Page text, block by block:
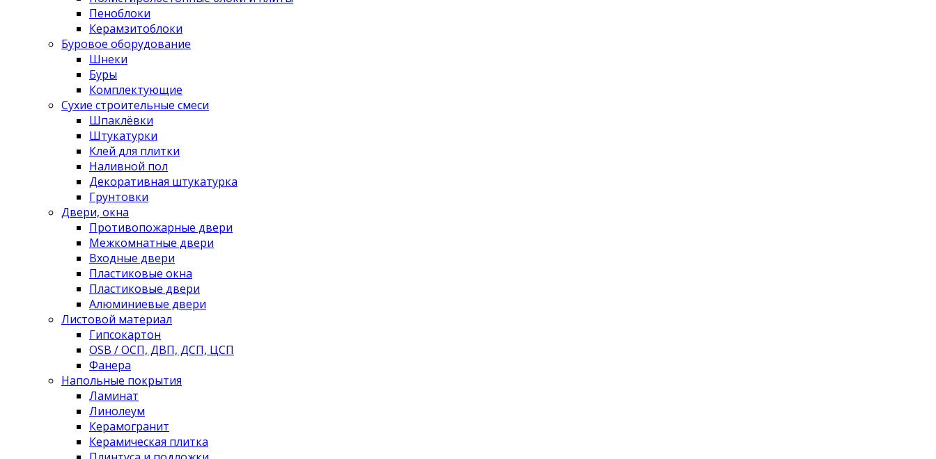
Пеноблоки
Керамзитоблоки
Буровое оборудование
Шнеки
Буры
Комплектующие
Сухие строительные смеси
Шпаклёвки
Штукатурки
Клей для плитки
Наливной пол
Декоративная штукатурка
Грунтовки
Двери, окна
Противопожарные двери
Межкомнатные двери
Входные двери
Пластиковые окна
Пластиковые двери
Алюминиевые двери
Листовой материал
Гипсокартон
OSB / ОСП, ДВП, ДСП, ЦСП
Фанера
Напольные покрытия
Ламинат
Линолеум
Керамогранит
Керамическая плитка